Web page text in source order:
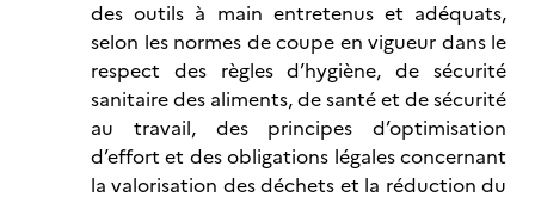
des outils à main entretenus et adéquats,
selon les normes de coupe en vigueur dans le
respect des règles d’hygiène, de sécurité
sanitaire des aliments, de santé et de sécurité
au travail, des principes d’optimisation
d’effort et des obligations légales concernant
la valorisation des déchets et la réduction du